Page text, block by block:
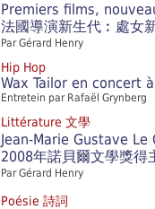
Premiers films,
法國導演新生代︰處女
Par Gérard Henry
Hip Hop
Wax Tailor en concert
Entretein par Rafaël Grynberg
Littérature 文學
Jean-Marie Gustave
2008年諾貝爾文學獎得
Par Gérard Henry
Poésie 詩詞